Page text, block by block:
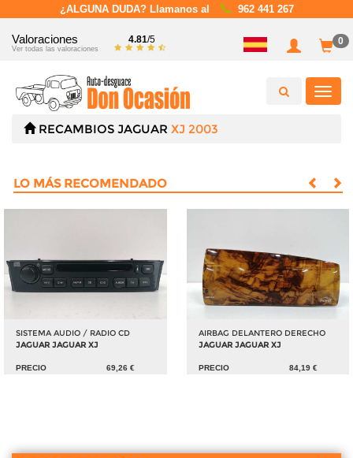
¿ALGUNA DUDA? Llamanos al 962 441 267
Valoraciones
Ver todas las valoraciones
4.81/5 0
RECAMBIOS JAGUAR XJ 2003
LO MÁS RECOMENDADO
SISTEMA AUDIO / RADIO CD
JAGUAR JAGUAR XJ
PRECIO 69,26 €
AIRBAG DELANTERO DERECHO
JAGUAR JAGUAR XJ
PRECIO 84,19 €